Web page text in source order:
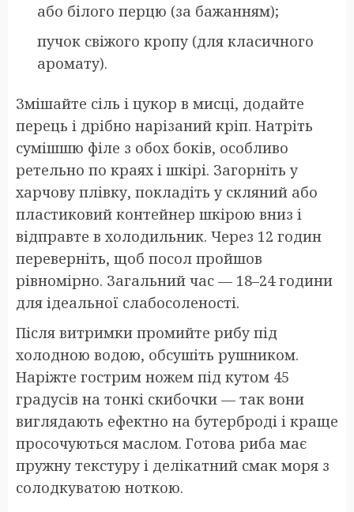
або білого перцю (за бажанням);
пучок свіжого кропу (для класичного
аромату).
Змішайте сіль і цукор в мисці, додайте
перець і дрібно нарізаний кріп. Натріть
сумішшю філе з обох боків, особливо
ретельно по краях і шкірі. Загорніть у
харчову плівку, покладіть у скляний або
пластиковий контейнер шкірою вниз і
відправте в холодильник. Через 12 годин
переверніть, щоб посол пройшов
рівномірно. Загальний час — 18–24 години
для ідеальної слабосоленості.
Після витримки промийте рибу під
холодною водою, обсушіть рушником.
Наріжте гострим ножем під кутом 45
градусів на тонкі скибочки — так вони
виглядають ефектно на бутерброді і краще
просочуються маслом. Готова риба має
пружну текстуру і делікатний смак моря з
солодкуватою ноткою.